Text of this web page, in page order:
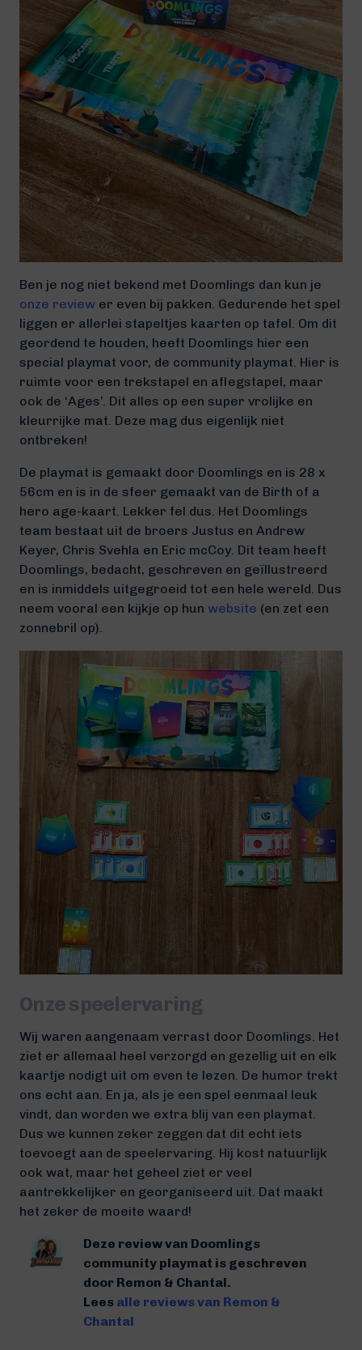
Ben je nog niet bekend met Doomlings dan kun je
onze review er even bij pakken. Gedurende het spel
liggen er allerlei stapeltjes kaarten op tafel. Om dit
geordend te houden, heeft Doomlings hier een
special playmat voor, de community playmat. Hier is
ruimte voor een trekstapel en aflegstapel, maar
ook de ‘Ages’. Dit alles op een super vrolijke en
kleurrijke mat. Deze mag dus eigenlijk niet
ontbreken!
De playmat is gemaakt door Doomlings en is 28 x
56cm en is in de sfeer gemaakt van de Birth of a
hero age-kaart. Lekker fel dus. Het Doomlings
team bestaat uit de broers Justus en Andrew
Keyer, Chris Svehla en Eric mcCoy. Dit team heeft
Doomlings, bedacht, geschreven en geïllustreerd
en is inmiddels uitgegroeid tot een hele wereld. Dus
neem vooral een kijkje op hun website (en zet een
zonnebril op).
Onze speelervaring
Wij waren aangenaam verrast door Doomlings. Het
ziet er allemaal heel verzorgd en gezellig uit en elk
kaartje nodigt uit om even te lezen. De humor trekt
ons echt aan. En ja, als je een spel eenmaal leuk
vindt, dan worden we extra blij van een playmat.
Dus we kunnen zeker zeggen dat dit echt iets
toevoegt aan de speelervaring. Hij kost natuurlijk
ook wat, maar het geheel ziet er veel
aantrekkelijker en georganiseerd uit. Dat maakt
het zeker de moeite waard!
Deze review van Doomlings
community playmat is geschreven
door Remon & Chantal.
Lees alle reviews van Remon &
Chantal